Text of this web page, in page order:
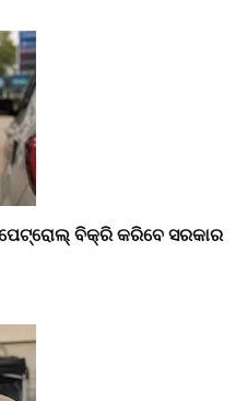
ବିକ୍ରି କରିବେ ସରକାର